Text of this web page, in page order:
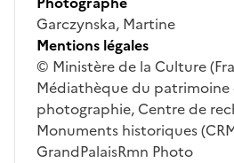
Garczynska, Martine
Mentions légales
© Ministère de la Culture
Médiathèque du patrimoine
photographie, Centre de
Monuments historiques
GrandPalaisRmn Photo